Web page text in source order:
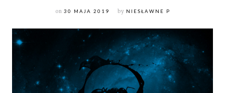
on 30 MAJA 2019 by NIESŁAWNE P